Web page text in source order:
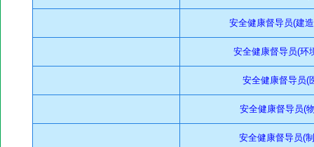
安全健康督导员(建
安全健康督导员(环
安全健康督导员(
安全健康督导员(
安全健康督导员(